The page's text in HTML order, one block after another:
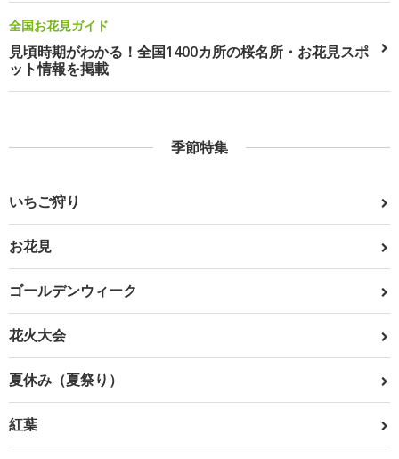
全国お花見ガイド
見頃時期がわかる！全国1400カ所の桜名所・お花見スポ
ット情報を掲載
季節特集
いちご狩り
お花見
ゴールデンウィーク
花火大会
夏休み（夏祭り）
紅葉